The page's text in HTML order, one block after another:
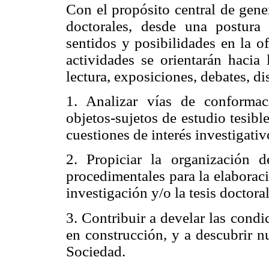
Con el propósito central de
doctorales, desde una
sentidos y posibilidades en la
actividades se orientarán
lectura, exposiciones, debates,
1. Analizar vías de
objetos-sujetos de estudio
cuestiones de interés
2. Propiciar la organización
procedimentales para la
investigación y/o la tesis
3. Contribuir a develar las
en construcción, y a descubrir
Sociedad.